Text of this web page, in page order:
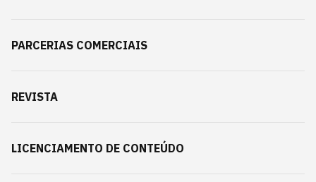
PARCERIAS COMERCIAIS
REVISTA
LICENCIAMENTO DE CONTEÚDO